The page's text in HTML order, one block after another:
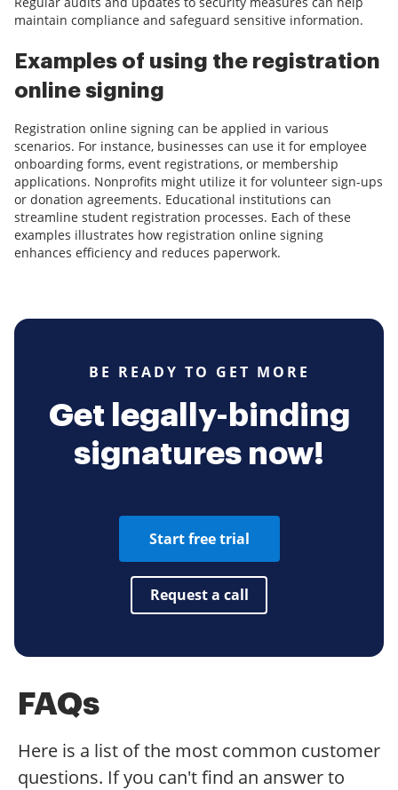
maintain compliance and safeguard sensitive information.
Examples of using the registration
online signing
Registration online signing can be applied in various
scenarios. For instance, businesses can use it for employee
onboarding forms, event registrations, or membership
applications. Nonprofits might utilize it for volunteer sign-ups
or donation agreements. Educational institutions can
streamline student registration processes. Each of these
examples illustrates how registration online signing
enhances efficiency and reduces paperwork.
BE READY TO GET MORE
Get legally-binding
signatures now!
Start free trial
Request a call
FAQs
Here is a list of the most common customer
questions. If you can't find an answer to